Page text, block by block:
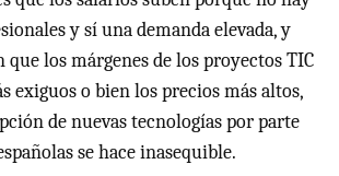
y sí una demanda elevada, y
que los márgenes de los proyectos TIC
exiguos o bien los precios más altos,
de nuevas tecnologías por parte
se hace inasequible.